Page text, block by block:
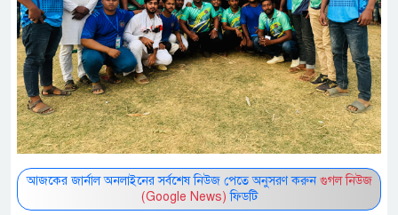
আজকের জার্নাল অনলাইনের সর্বশেষ নিউজ পেতে অনুসরণ করুন গুগল নিউজ
(Google News) ফিডটি